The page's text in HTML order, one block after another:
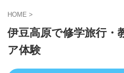
HOME >
伊豆高原で修学旅行・
ア体験